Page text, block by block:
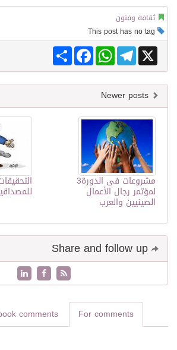
ثقافة وفنون
Share
FacebookWhatsAppTelegram X
مشروعات فى الدورة3
لمؤتمر رجال الأعمال
الصينيين والعرب
For comments
comments